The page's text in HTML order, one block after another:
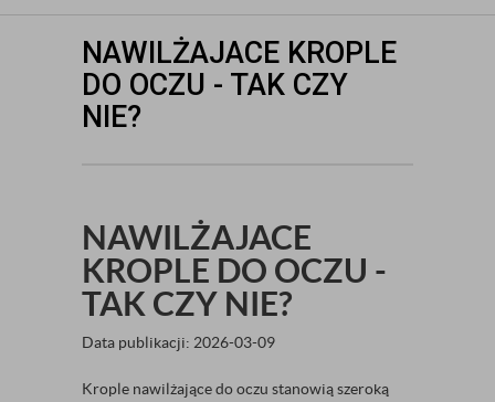
NAWILŻAJACE KROPLE
DO OCZU - TAK CZY
NIE?
NAWILŻAJACE
KROPLE DO OCZU -
TAK CZY NIE?
Data publikacji: 2026-03-09
Krople nawilżające do oczu stanowią szeroką